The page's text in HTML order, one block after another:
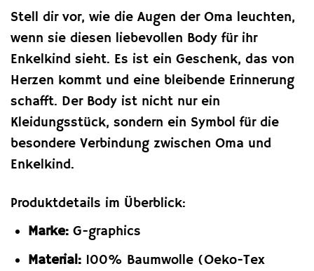
Stell dir vor, wie die Augen der Oma leuchten,
wenn sie diesen liebevollen Body für ihr
Enkelkind sieht. Es ist ein Geschenk, das von
Herzen kommt und eine bleibende Erinnerung
schafft. Der Body ist nicht nur ein
Kleidungsstück, sondern ein Symbol für die
besondere Verbindung zwischen Oma und
Enkelkind.
Produktdetails im Überblick:
Marke:G-graphics
Material:100% Baumwolle (Oeko-Tex